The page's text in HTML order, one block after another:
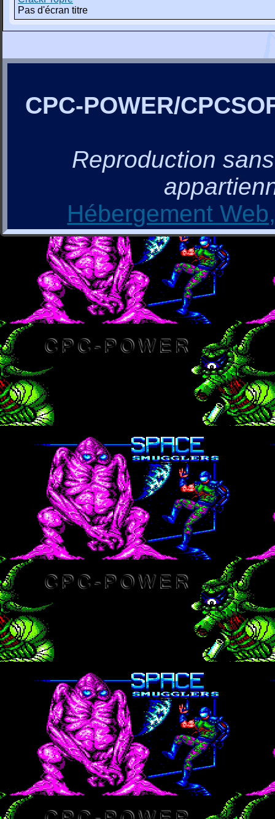
Pas d'écran titre
CPC-POWER/
Reproduction
Hébergement